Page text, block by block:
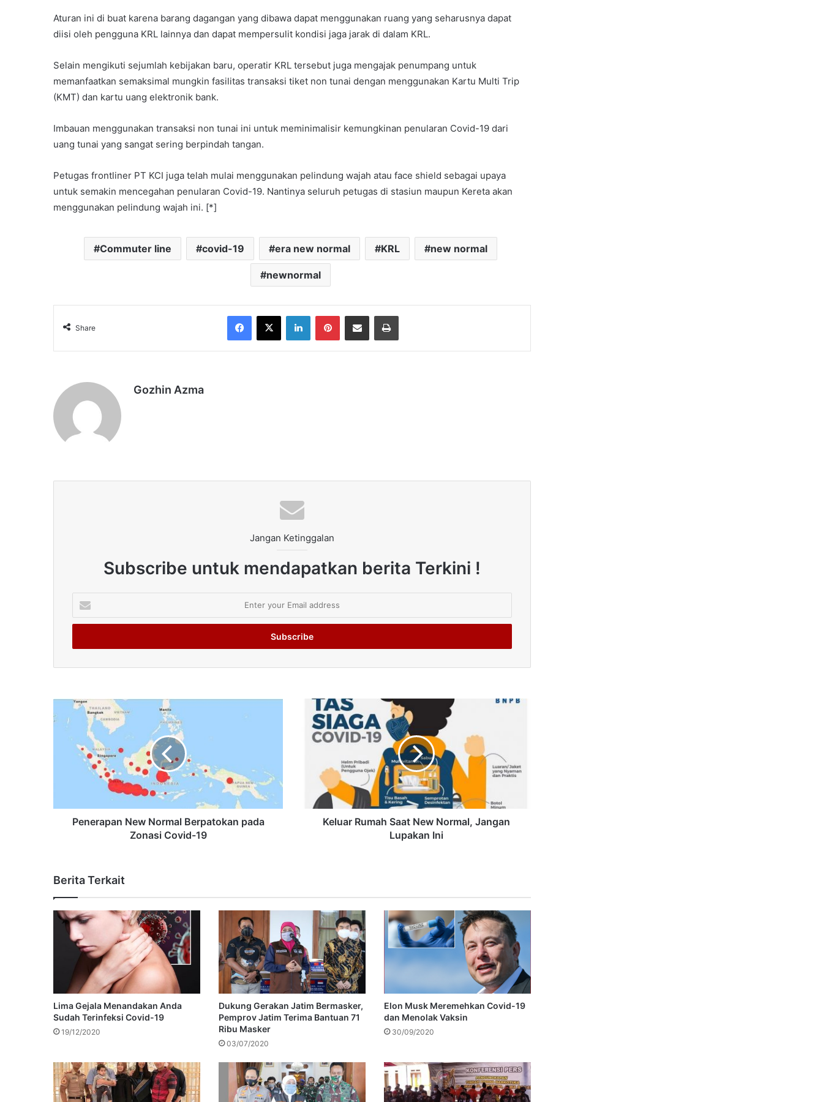
Aturan ini di buat karena barang dagangan yang dibawa dapat menggunakan ruang yang seharusnya dapat
diisi oleh pengguna KRL lainnya dan dapat mempersulit kondisi jaga jarak di dalam KRL.
Selain mengikuti sejumlah kebijakan baru, operatir KRL tersebut juga mengajak penumpang untuk
memanfaatkan semaksimal mungkin fasilitas transaksi tiket non tunai dengan menggunakan Kartu Multi Trip
(KMT) dan kartu uang elektronik bank.
Imbauan menggunakan transaksi non tunai ini untuk meminimalisir kemungkinan penularan Covid-19 dari
uang tunai yang sangat sering berpindah tangan.
Petugas frontliner PT KCI juga telah mulai menggunakan pelindung wajah atau face shield sebagai upaya
untuk semakin mencegahan penularan Covid-19. Nantinya seluruh petugas di stasiun maupun Kereta akan
menggunakan pelindung wajah ini. [*]
Commuter line covid-19 era new normal KRL new normal
newnormal
Share
Facebook
X LinkedInPinterestShare via Email Print
Gozhin Azma
Jangan Ketinggalan
Subscribe untuk mendapatkan berita Terkini !
your
Email
Penerapan New Normal Berpatokan pada
Zonasi Covid-19
Keluar Rumah Saat New Normal, Jangan
Lupakan Ini
Berita Terkait
Lima Gejala Menandakan Anda
Sudah Terinfeksi Covid-19
19/12/2020
Dukung Gerakan Jatim Bermasker,
Pemprov Jatim Terima Bantuan 71
Ribu Masker
03/07/2020
Elon Musk Meremehkan Covid-19
dan Menolak Vaksin
30/09/2020